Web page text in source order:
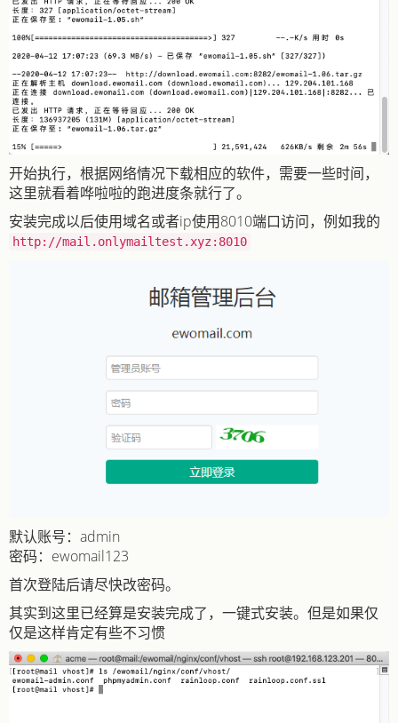
开始执行，根据网络情况下载相应的软件，需要一些时间，
这里就看着哗啦啦的跑进度条就行了。
安装完成以后使用域名或者ip使用8010端口访问，例如我的
http://mail.onlymailtest.xyz:8010
默认账号：admin
密码：ewomail123
首次登陆后请尽快改密码。
其实到这里已经算是安装完成了，一键式安装。但是如果仅
仅是这样肯定有些不习惯